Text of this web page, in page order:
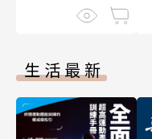
生活最新